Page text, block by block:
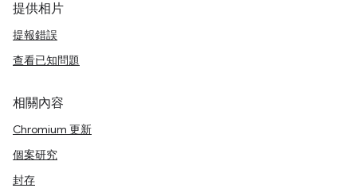
提供相片
提報錯誤
查看已知問題
相關內容
Chromium 更新
個案研究
封存